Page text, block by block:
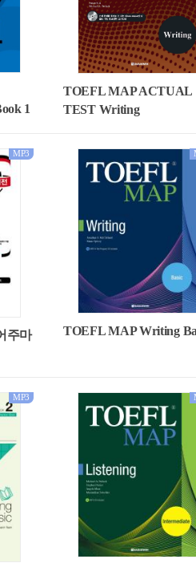
1
TOEFL MAP ACTUAL
TEST Writing
MP3
주마
TOEFL MAP Writing
MP3